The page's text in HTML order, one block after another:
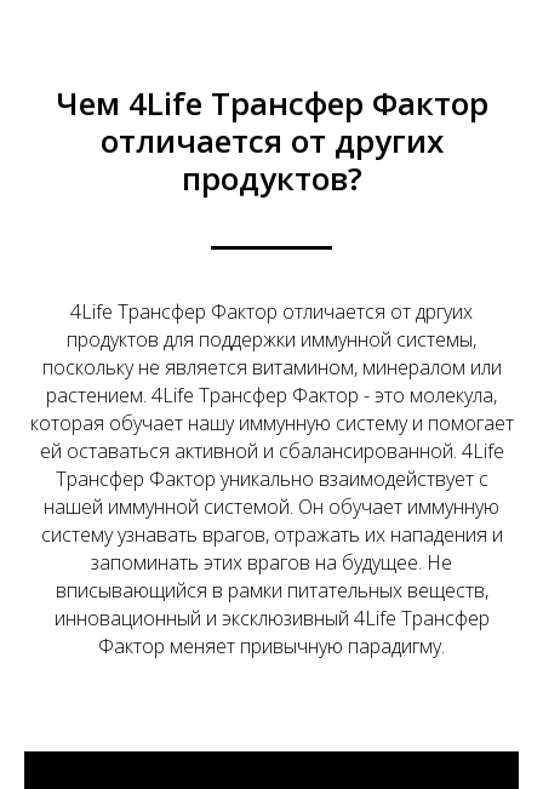
Чем 4Life Трансфер Фактор
отличается от других
продуктов?
4Life Трансфер Фактор отличается от дргуих
продуктов для поддержки иммунной системы,
поскольку не является витамином, минералом или
растением. 4Life Трансфер Фактор - это молекула,
которая обучает нашу иммунную систему и помогает
ей оставаться активной и сбалансированной. 4Life
Трансфер Фактор уникально взаимодействует с
нашей иммунной системой. Он обучает иммунную
систему узнавать врагов, отражать их нападения и
запоминать этих врагов на будущее. Не
вписывающийся в рамки питательных веществ,
инновационный и эксклюзивный 4Life Трансфер
Фактор меняет привычную парадигму.